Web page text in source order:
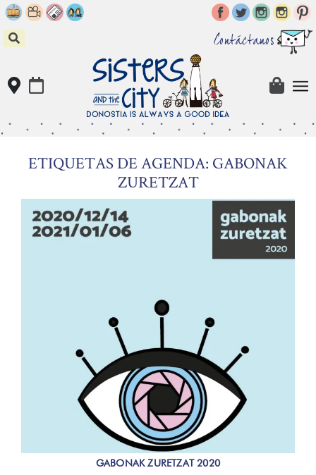
Skip
to
content
Contáctanos
ETIQUETAS DE AGENDA: GABONAK
ZURETZAT
GABONAK ZURETZAT 2020